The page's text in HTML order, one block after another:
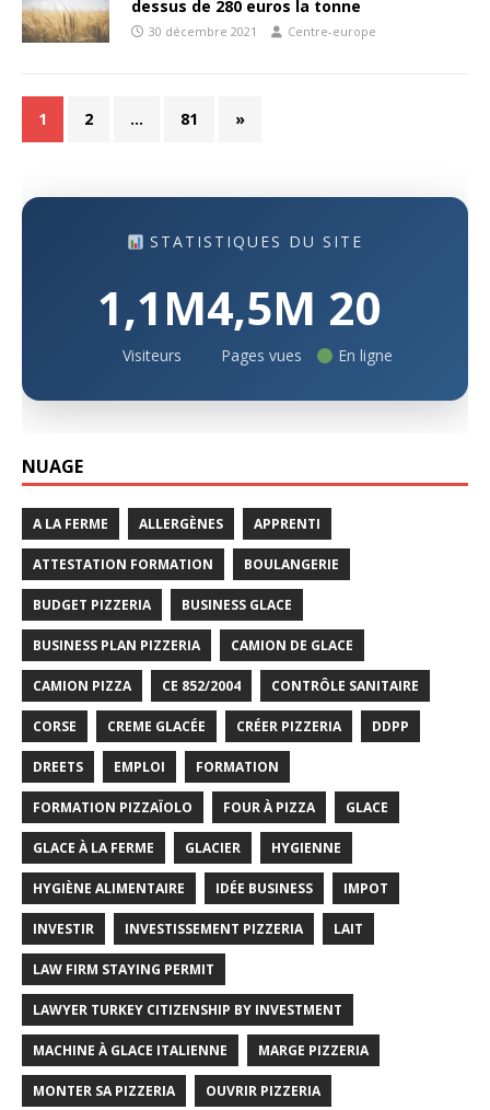
dessus de 280 euros la tonne
30 décembre 2021 Centre-europe
1 2 … 81 »
STATISTIQUES DU SITE
1,1M
Visiteurs
4,5M
Pages vues
20
En ligne
NUAGE
A LA FERME ALLERGÈNES APPRENTI
ATTESTATION FORMATION BOULANGERIE
BUDGET PIZZERIA BUSINESS GLACE
BUSINESS PLAN PIZZERIA CAMION DE GLACE
CAMION PIZZA CE 852/2004 CONTRÔLE SANITAIRE
CORSE CREME GLACÉE CRÉER PIZZERIA DDPP
DREETS EMPLOI FORMATION
FORMATION PIZZAÏOLO FOUR À PIZZA GLACE
GLACE À LA FERME GLACIER HYGIENNE
HYGIÈNE ALIMENTAIRE IDÉE BUSINESS IMPOT
INVESTIR INVESTISSEMENT PIZZERIA LAIT
LAW FIRM STAYING PERMIT
LAWYER TURKEY CITIZENSHIP BY INVESTMENT
MACHINE À GLACE ITALIENNE MARGE PIZZERIA
MONTER SA PIZZERIA OUVRIR PIZZERIA